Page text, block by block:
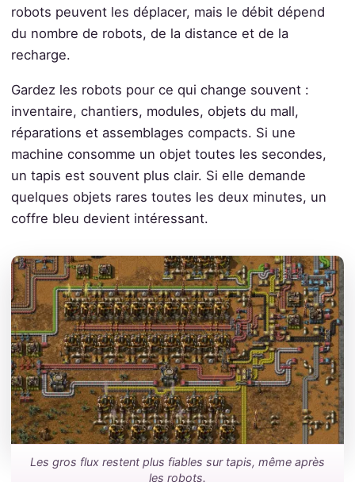
robots peuvent les déplacer, mais le débit dépend
du nombre de robots, de la distance et de la
recharge.
Gardez les robots pour ce qui change souvent :
inventaire, chantiers, modules, objets du mall,
réparations et assemblages compacts. Si une
machine consomme un objet toutes les secondes,
un tapis est souvent plus clair. Si elle demande
quelques objets rares toutes les deux minutes, un
coffre bleu devient intéressant.
Les gros flux restent plus fiables sur tapis, même après
les robots.